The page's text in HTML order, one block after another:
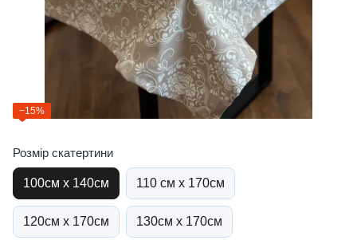
−15%
Розмір скатертини
100см х 140см 110 см х 170см
120см х 170см 130см х 170см